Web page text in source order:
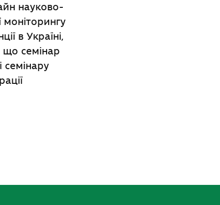
науково-
моніторингу
в Україні,
що семінар
семінару